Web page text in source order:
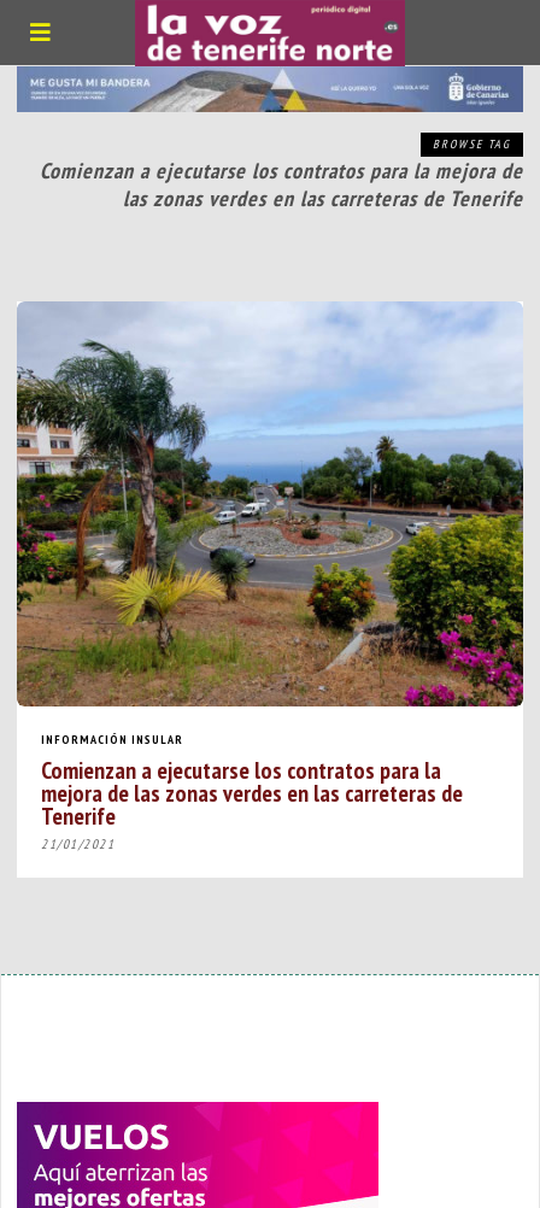
BROWSE TAG
Comienzan a ejecutarse los contratos para la mejora de
las zonas verdes en las carreteras de Tenerife
INFORMACIÓN INSULAR
Comienzan a ejecutarse los contratos para la
mejora de las zonas verdes en las carreteras de
Tenerife
21/01/2021